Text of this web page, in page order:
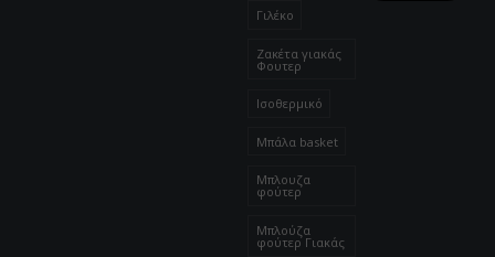
Γιλέκο
Ζακέτα γιακάς
Φουτερ
Ισοθερμικό
Μπάλα basket
Μπλουζα
φούτερ
Μπλούζα
φούτερ Γιακάς